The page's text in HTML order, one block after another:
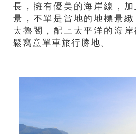
長，擁有優美的海岸線，
景，不單是當地的地標景緻
太魯閣，配上太平洋的海
鬆寫意單車旅行勝地。